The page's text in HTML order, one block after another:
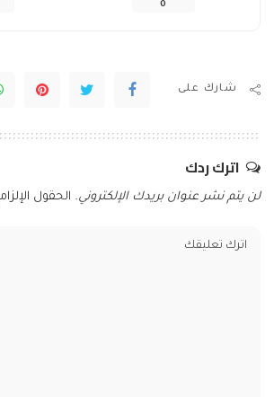
0
شارك على
اترك ردك
لن يتم نشر عنوان بريدك الإلكتروني. الحقول